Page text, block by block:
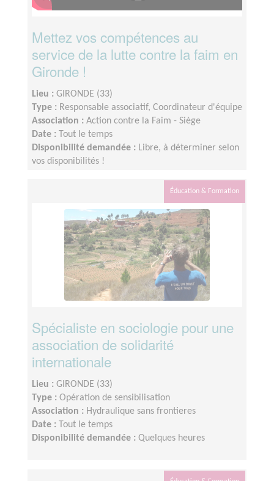
Mettez vos compétences au
service de la lutte contre la faim en
Gironde !
Lieu : GIRONDE (33)
Type : Responsable associatif, Coordinateur d'équipe
Association : Action contre la Faim - Siège
Date :
Tout le temps
Disponibilité demandée : Libre, à déterminer selon
vos disponibilités !
Éducation & Formation
Spécialiste en sociologie pour une
association de solidarité
internationale
Lieu : GIRONDE (33)
Type : Opération de sensibilisation
Association : Hydraulique sans frontieres
Date :
Tout le temps
Disponibilité demandée : Quelques heures